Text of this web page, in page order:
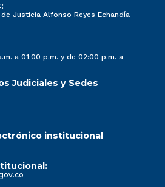
Justicia Alfonso Reyes Echandía
a 01:00 p.m. y de 02:00 p.m. a
Judiciales y Sedes
institucional